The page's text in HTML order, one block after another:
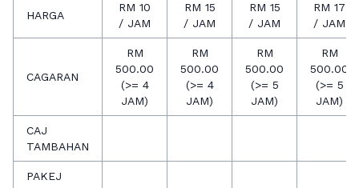
HARGA
RM 10
/ JAM
RM 15
/ JAM
RM 15
/ JAM
RM 17
/ JAM
CAGARAN
RM
500.00
(>= 4
JAM)
RM
500.00
(>= 4
JAM)
RM
500.00
(>= 5
JAM)
RM
500.00
(>= 5
JAM)
CAJ
TAMBAHAN
PAKEJ